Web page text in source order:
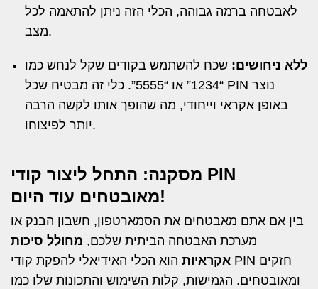
לאבטחה ברמה גבוהה, הכלי הזה ניתן להתאמה לכל
מצב.
ללא ניחושים: שכח להשתמש בקודים שקל לנחש כמו
“1234” או “5555”. כלי זה מבטיח שכל PIN נוצר
באופן אקראי וייחודי, מה שהופך אותו לקשה הרבה
יותר לפיצוחו.
מסקנה: התחל ליצור קודי PIN
מאובטחים עוד היום!
בין אם אתם מאבטחים את הסמארטפון, חשבון הבנק או
מערכת האבטחה הביתית שלכם, מחולל סיכות
אקראיות הוא הכלי האידיאלי להפקת קודי PIN חזקים
ומאובטחים. הגמישות, קלות השימוש והתכונות שלו כמו